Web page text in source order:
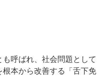
呼ばれ、社会問題として
本から改善する「舌下免